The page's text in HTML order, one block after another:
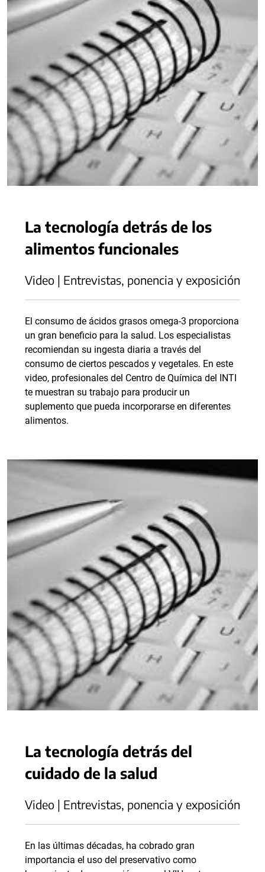
La tecnología detrás de los
alimentos funcionales
Video | Entrevistas, ponencia y exposición
El consumo de ácidos grasos omega-3 proporciona
un gran beneficio para la salud. Los especialistas
recomiendan su ingesta diaria a través del
consumo de ciertos pescados y vegetales. En este
video, profesionales del Centro de Química del INTI
te muestran su trabajo para producir un
suplemento que pueda incorporarse en diferentes
alimentos.
La tecnología detrás del
cuidado de la salud
Video | Entrevistas, ponencia y exposición
En las últimas décadas, ha cobrado gran
importancia el uso del preservativo como